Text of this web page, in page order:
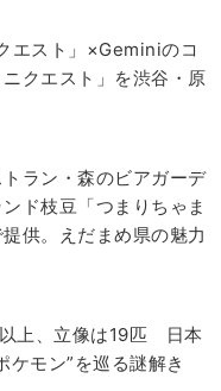
エスト」×Geminiのコ
クエスト」を渋谷・原
ラン・森のビアガーデ
ド枝豆「つまりちゃま
供。えだまめ県の魅力
上、立像は19匹 日本
ケモン”を巡る謎解き